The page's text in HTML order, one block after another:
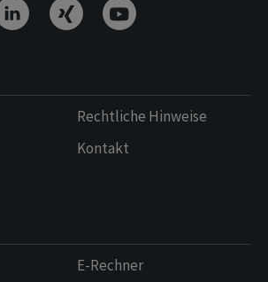
Rechtliche Hinweise
Kontakt
E-Rechner